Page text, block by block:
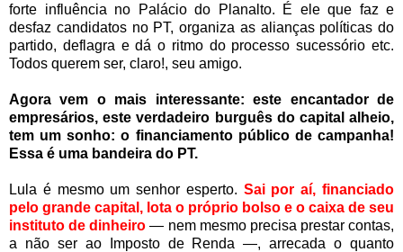
forte influência no Palácio do Planalto. É ele que faz e
desfaz candidatos no PT, organiza as alianças políticas do
partido, deflagra e dá o ritmo do processo sucessório etc.
Todos querem ser, claro!, seu amigo.
Agora vem o mais interessante: este encantador de
empresários, este verdadeiro burguês do capital alheio,
tem um sonho: o financiamento público de campanha!
Essa é uma bandeira do PT.
Lula é mesmo um senhor esperto. Sai por aí, financiado
pelo grande capital, lota o próprio bolso e o caixa de seu
instituto de dinheiro — nem mesmo precisa prestar contas,
a não ser ao Imposto de Renda —, arrecada o quanto